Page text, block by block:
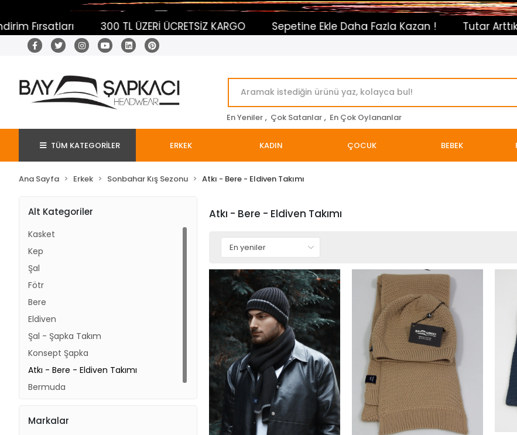
300 TL ÜZERİ ÜCRETSİZ KARGO Sepetine Ekle Daha Fazla Kazan ! Tutar Arttıkça
En Yeniler , Çok Satanlar , En Çok Oylananlar
TÜM KATEGORİLER ERKEK KADIN ÇOCUK BEBEK
Ana Sayfa Erkek Sonbahar Kış Sezonu Atkı - Bere - Eldiven Takımı
Alt Kategoriler
Kasket
Kep
Şal
Fötr
Bere
Eldiven
Şal - Şapka Takım
Konsept Şapka
Atkı - Bere - Eldiven Takımı
Bermuda
Markalar
Atkı - Bere - Eldiven Takımı